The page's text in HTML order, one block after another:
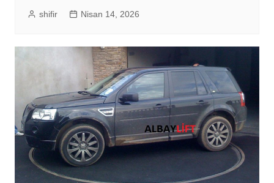
shifir Nisan 14, 2026